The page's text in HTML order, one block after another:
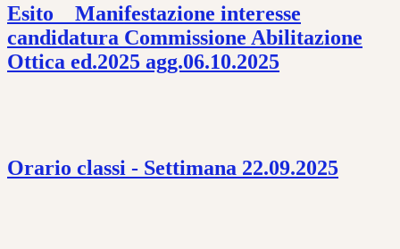
Esito _ Manifestazione interesse
candidatura Commissione Abilitazione
Ottica ed.2025 agg.06.10.2025
Orario classi - Settimana 22.09.2025